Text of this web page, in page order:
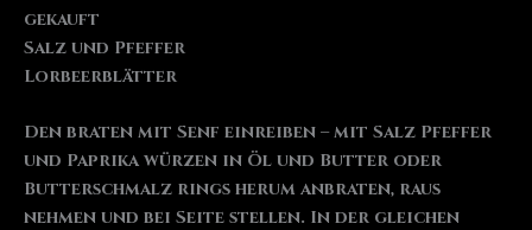
gekauft
Salz und Pfeffer
Lorbeerblätter
Den braten mit Senf einreiben – mit Salz Pfeffer
und Paprika würzen in Öl und Butter oder
Butterschmalz rings herum anbraten, raus
nehmen und bei Seite stellen. In der gleichen